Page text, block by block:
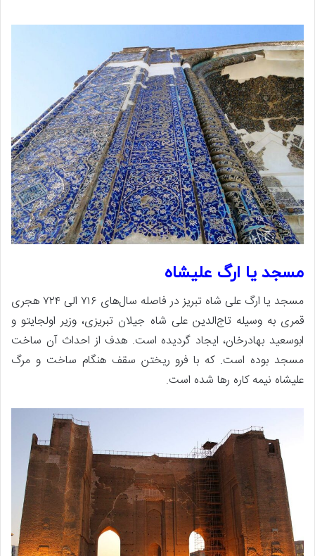
مسجد یا ارگ علیشاه
مسجد یا ارگ علی شاه تبریز در فاصله سال‌های ۷۱۶ الی ۷۲۴ هجری
قمری به وسیله تاج‌الدین علی شاه جیلان تبریزی، وزیر اولجایتو و
ابوسعید بهادرخان، ایجاد گردیده است. هدف از احداث آن ساخت
مسجد بوده است. که با فرو ریختن سقف هنگام ساخت و مرگ
علیشاه نیمه کاره رها شده است.